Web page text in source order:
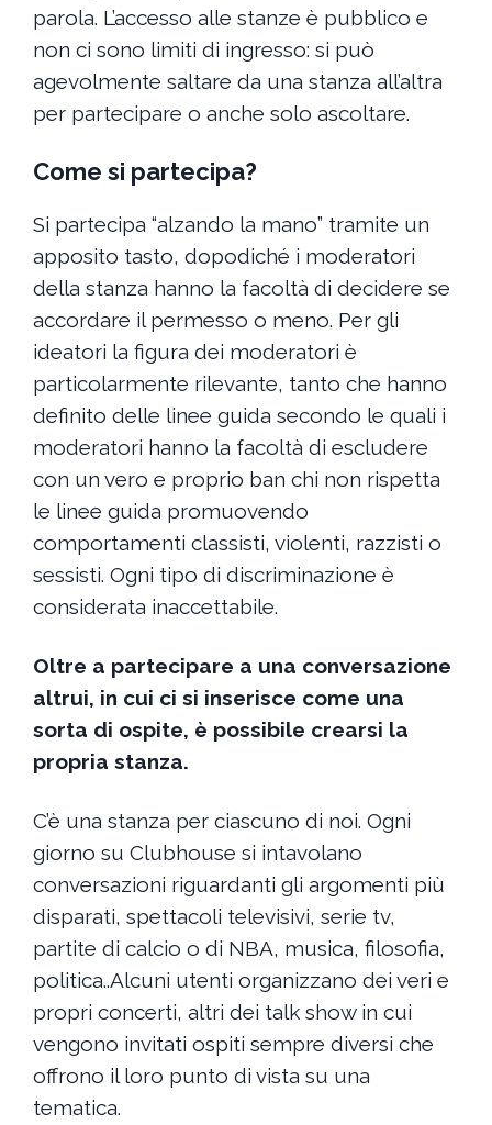
parola. L’accesso alle stanze è pubblico e
non ci sono limiti di ingresso: si può
agevolmente saltare da una stanza all’altra
per partecipare o anche solo ascoltare.
Come si partecipa?
Si partecipa “alzando la mano” tramite un
apposito tasto, dopodiché i moderatori
della stanza hanno la facoltà di decidere se
accordare il permesso o meno. Per gli
ideatori la figura dei moderatori è
particolarmente rilevante, tanto che hanno
definito delle linee guida secondo le quali i
moderatori hanno la facoltà di escludere
con un vero e proprio ban chi non rispetta
le linee guida promuovendo
comportamenti classisti, violenti, razzisti o
sessisti. Ogni tipo di discriminazione è
considerata inaccettabile.
Oltre a partecipare a una conversazione
altrui, in cui ci si inserisce come una
sorta di ospite, è possibile crearsi la
propria stanza.
C’è una stanza per ciascuno di noi. Ogni
giorno su Clubhouse si intavolano
conversazioni riguardanti gli argomenti più
disparati, spettacoli televisivi, serie tv,
partite di calcio o di NBA, musica, filosofia,
politica..Alcuni utenti organizzano dei veri e
propri concerti, altri dei talk show in cui
vengono invitati ospiti sempre diversi che
offrono il loro punto di vista su una
tematica.